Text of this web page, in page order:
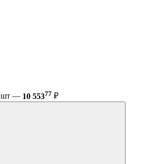
шт — 10 55377 ₽